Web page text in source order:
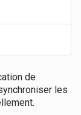
de
les